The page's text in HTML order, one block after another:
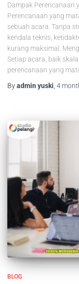
Dampak Perencanaan
Perencanaan yang
sebuah acara. Tanpa
kendala teknis,
kurang maksimal.
Setiap acara, baik
perencanaan yang
Byadmin yuski 4
BLOG